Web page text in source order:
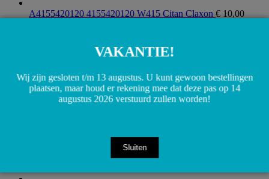
A4155420120 4155420120 W415 Citan Claxon € 10,00
VAKANTIE!
Wij zijn gesloten t/m 13 augustus. U kunt gewoon bestellingen
plaatsen, maar houd er rekening mee dat deze pas op 14
augustus 2026 verstuurd zullen worden!
Sluiten